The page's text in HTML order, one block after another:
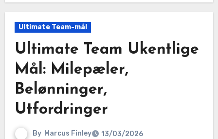
Ultimate Team-mål
Ultimate Team Ukentlige
Mål: Milepæler,
Belønninger,
Utfordringer
By Marcus Finley 13/03/2026